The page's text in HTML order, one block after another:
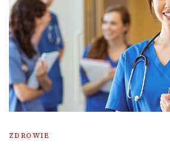
ZDROWIE